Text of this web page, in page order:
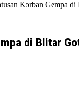
Korban Gempa
di Blitar